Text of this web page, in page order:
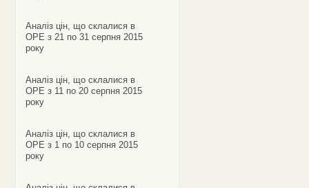
Аналіз цін, що склалися в
ОРЕ з 21 по 31 серпня 2015
року
Аналіз цін, що склалися в
ОРЕ з 11 по 20 серпня 2015
року
Аналіз цін, що склалися в
ОРЕ з 1 по 10 серпня 2015
року